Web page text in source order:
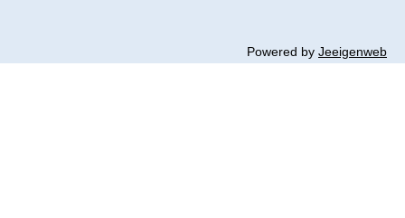
Powered by Jeeigenweb